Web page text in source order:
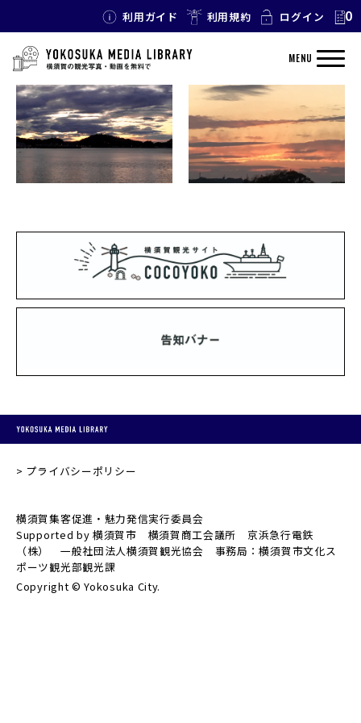
利用ガイド 利用規約 ログイン 0
MENU
TAG: 山
プライバシーポリシー
横須賀集客促進・魅力発信実行委員会
Supported by 横須賀市 横須賀商工会議所 京浜急行電鉄
（株） 一般社団法人横須賀観光協会 事務局：横須賀市文化ス
ポーツ観光部観光課
Copyright © Yokosuka City.